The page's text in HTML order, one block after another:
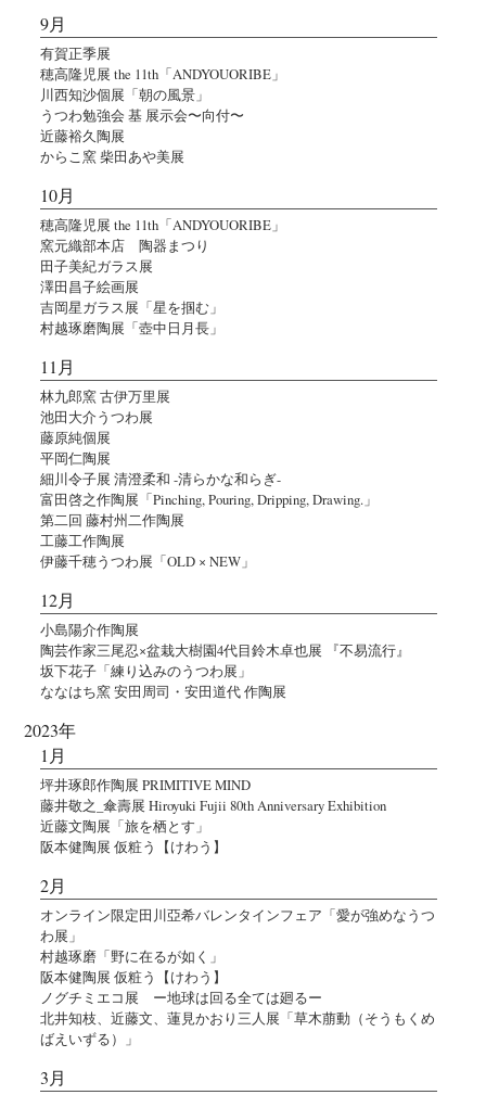
9月
有賀正季展
穂高隆児展 the 11th「ANDYOUORIBE」
川西知沙個展「朝の風景」
うつわ勉強会 基 展示会〜向付〜
近藤裕久陶展
からこ窯 柴田あや美展
10月
穂高隆児展 the 11th「ANDYOUORIBE」
窯元織部本店 陶器まつり
田子美紀ガラス展
澤田昌子絵画展
吉岡星ガラス展「星を掴む」
村越琢磨陶展「壺中日月長」
11月
林九郎窯 古伊万里展
池田大介うつわ展
藤原純個展
平岡仁陶展
細川令子展 清澄柔和 -清らかな和らぎ-
富田啓之作陶展「Pinching, Pouring, Dripping, Drawing.」
第二回 藤村州二作陶展
工藤工作陶展
伊藤千穂うつわ展「OLD × NEW」
12月
小島陽介作陶展
陶芸作家三尾忍×盆栽大樹園4代目鈴木卓也展 『不易流行』
坂下花子「練り込みのうつわ展」
ななはち窯 安田周司・安田道代 作陶展
2023年
1月
坪井琢郎作陶展 PRIMITIVE MIND
藤井敬之_傘壽展 Hiroyuki Fujii 80th Anniversary Exhibition
近藤文陶展「旅を栖とす」
阪本健陶展 仮粧う【けわう】
2月
オンライン限定田川亞希バレンタインフェア「愛が強めなうつ
わ展」
村越琢磨「野に在るが如く」
阪本健陶展 仮粧う【けわう】
ノグチミエコ展 ー地球は回る全ては廻るー
北井知枝、近藤文、蓮見かおり三人展「草木萠動（そうもくめ
ばえいずる）」
3月